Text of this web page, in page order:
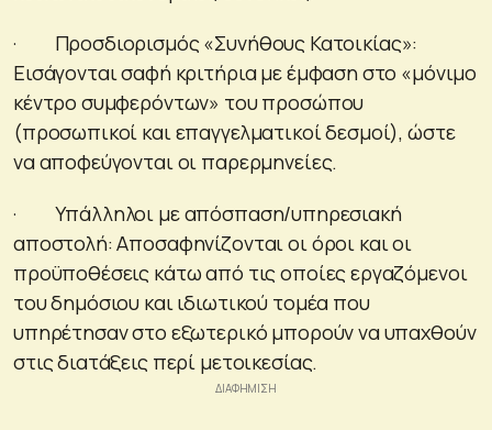
· Προσδιορισμός «Συνήθους Κατοικίας»:
Εισάγονται σαφή κριτήρια με έμφαση στο «μόνιμο
κέντρο συμφερόντων» του προσώπου
(προσωπικοί και επαγγελματικοί δεσμοί), ώστε
να αποφεύγονται οι παρερμηνείες.
· Υπάλληλοι με απόσπαση/υπηρεσιακή
αποστολή: Αποσαφηνίζονται οι όροι και οι
προϋποθέσεις κάτω από τις οποίες εργαζόμενοι
του δημόσιου και ιδιωτικού τομέα που
υπηρέτησαν στο εξωτερικό μπορούν να υπαχθούν
στις διατάξεις περί μετοικεσίας.